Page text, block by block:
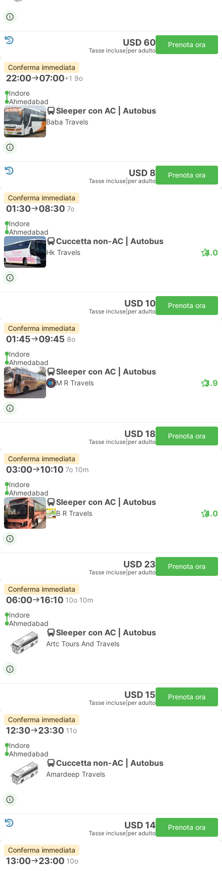
USD 60
Tasse incluse per adulto
Prenota ora
Conferma immediata
22:00 07:00+1 9o
Indore
Ahmedabad
Sleeper con AC | Autobus
Baba Travels
USD 8
Tasse incluse per adulto
Prenota ora
Conferma immediata
01:30 08:30 7o
Indore
Ahmedabad
Cuccetta non-AC | Autobus
Hk Travels 4.0
USD 10
Tasse incluse per adulto
Prenota ora
Conferma immediata
01:45 09:45 8o
Indore
Ahmedabad
Sleeper con AC | Autobus
M R Travels 3.9
USD 18
Tasse incluse per adulto
Prenota ora
Conferma immediata
03:00 10:10 7o 10m
Indore
Ahmedabad
Sleeper con AC | Autobus
B R Travels 4.0
USD 23
Tasse incluse per adulto
Prenota ora
Conferma immediata
06:00 16:10 10o 10m
Indore
Ahmedabad
Sleeper con AC | Autobus
Artc Tours And Travels
USD 15
Tasse incluse per adulto
Prenota ora
Conferma immediata
12:30 23:30 11o
Indore
Ahmedabad
Cuccetta non-AC | Autobus
Amardeep Travels
USD 14
Tasse incluse per adulto
Prenota ora
Conferma immediata
13:00 23:00 10o